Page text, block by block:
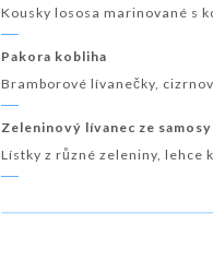
Kousky lososa marinované s
Pakora kobliha
Bramborové lívanečky,
Zeleninový lívanec ze samosy
Lístky z různé zeleniny, lehce